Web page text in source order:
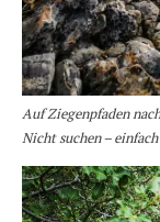
Auf Ziegenpfaden
Nicht suchen –